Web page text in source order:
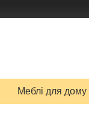
Меблі для дому